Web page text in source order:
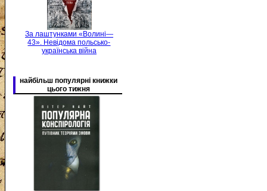
За лаштунками «Волині—
43». Невідома польсько-
українська війна
найбільш популярні книжки
цього тижня